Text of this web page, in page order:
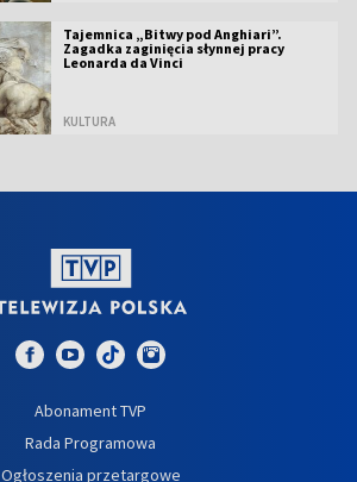
Tajemnica „Bitwy pod Anghiari”.
Zagadka zaginięcia słynnej pracy
Leonarda da Vinci
KULTURA
Abonament TVP
Rada Programowa
Ogłoszenia przetargowe